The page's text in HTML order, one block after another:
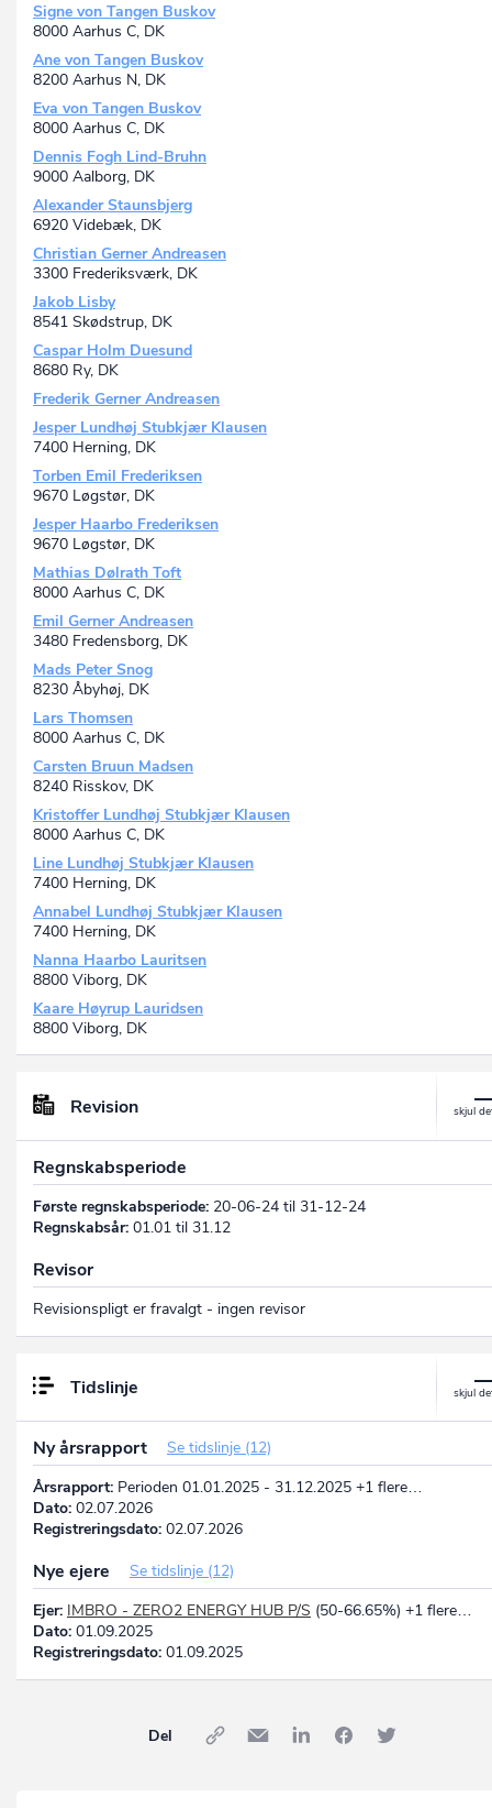
Signe von Tangen Buskov
8000 Aarhus C, DK
Ane von Tangen Buskov
8200 Aarhus N, DK
Eva von Tangen Buskov
8000 Aarhus C, DK
Dennis Fogh Lind-Bruhn
9000 Aalborg, DK
Alexander Staunsbjerg
6920 Videbæk, DK
Christian Gerner Andreasen
3300 Frederiksværk, DK
Jakob Lisby
8541 Skødstrup, DK
Caspar Holm Duesund
8680 Ry, DK
Frederik Gerner Andreasen
Jesper Lundhøj Stubkjær Klausen
7400 Herning, DK
Torben Emil Frederiksen
9670 Løgstør, DK
Jesper Haarbo Frederiksen
9670 Løgstør, DK
Mathias Dølrath Toft
8000 Aarhus C, DK
Emil Gerner Andreasen
3480 Fredensborg, DK
Mads Peter Snog
8230 Åbyhøj, DK
Lars Thomsen
8000 Aarhus C, DK
Carsten Bruun Madsen
8240 Risskov, DK
Kristoffer Lundhøj Stubkjær Klausen
8000 Aarhus C, DK
Line Lundhøj Stubkjær Klausen
7400 Herning, DK
Annabel Lundhøj Stubkjær Klausen
7400 Herning, DK
Nanna Haarbo Lauritsen
8800 Viborg, DK
Kaare Høyrup Lauridsen
8800 Viborg, DK
Revision
Regnskabsperiode
Første regnskabsperiode: 20-06-24 til 31-12-24
Regnskabsår: 01.01 til 31.12
Revisor
Revisionspligt er fravalgt - ingen revisor
Tidslinje
Ny årsrapport
Se tidslinje (12)
Årsrapport: Perioden 01.01.2025 - 31.12.2025 +1 flere…
Dato: 02.07.2026
Registreringsdato: 02.07.2026
Nye ejere
Se tidslinje (12)
Ejer: IMBRO - ZERO2 ENERGY HUB P/S (50-66.65%) +1 flere…
Dato: 01.09.2025
Registreringsdato: 01.09.2025
Del